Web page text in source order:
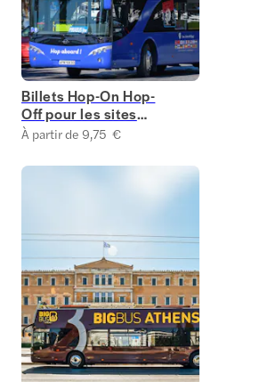
Billets Hop-On Hop-
Off pour les sites
d'Athènes
À partir de 9,75 €